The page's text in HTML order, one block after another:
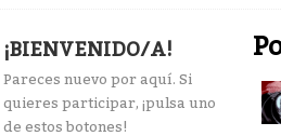
¡BIENVENIDO/A!
Pareces nuevo por aquí. Si
quieres participar, ¡pulsa uno
de estos botones!